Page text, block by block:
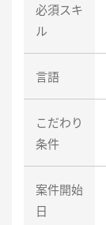
必須スキ
ル
言語
こだわり
条件
案件開始
日